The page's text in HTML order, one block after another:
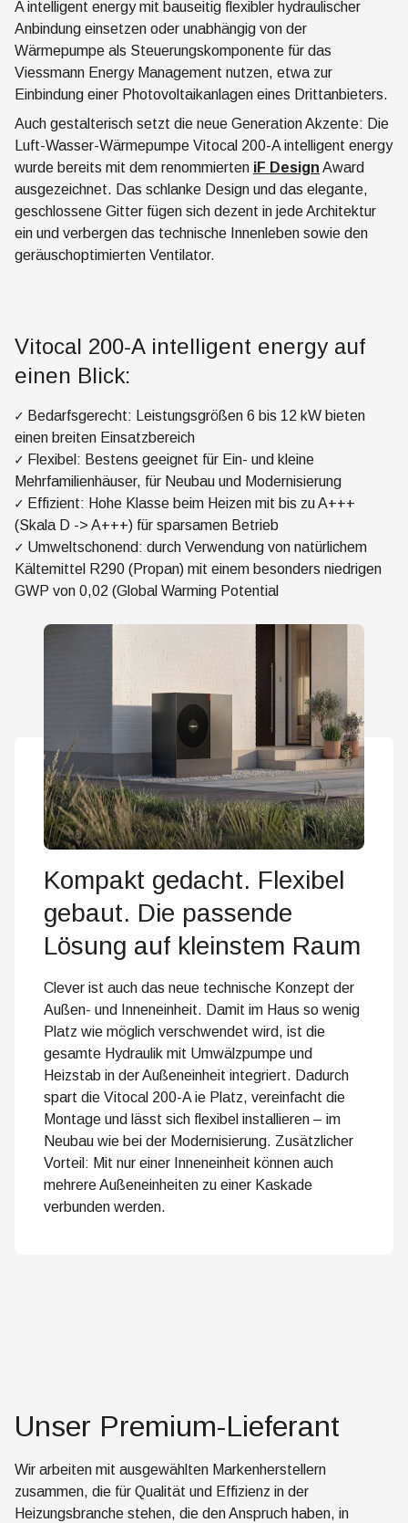
A intelligent energy mit bauseitig flexibler hydraulischer
Anbindung einsetzen oder unabhängig von der
Wärmepumpe als Steuerungskomponente für das
Viessmann Energy Management nutzen, etwa zur
Einbindung einer Photovoltaikanlagen eines Drittanbieters.
Auch gestalterisch setzt die neue Generation Akzente: Die
Luft-Wasser-Wärmepumpe Vitocal 200-A intelligent energy
wurde bereits mit dem renommierten iF Design Award
ausgezeichnet. Das schlanke Design und das elegante,
geschlossene Gitter fügen sich dezent in jede Architektur
ein und verbergen das technische Innenleben sowie den
geräuschoptimierten Ventilator.
Vitocal 200-A intelligent energy auf
einen Blick:
✓ Bedarfsgerecht: Leistungsgrößen 6 bis 12 kW bieten
einen breiten Einsatzbereich
✓ Flexibel: Bestens geeignet für Ein- und kleine
Mehrfamilienhäuser, für Neubau und Modernisierung
✓ Effizient: Hohe Klasse beim Heizen mit bis zu A+++
(Skala D -> A+++) für sparsamen Betrieb
✓ Umweltschonend: durch Verwendung von natürlichem
Kältemittel R290 (Propan) mit einem besonders niedrigen
GWP von 0,02 (Global Warming Potential
Kompakt gedacht. Flexibel
gebaut. Die passende
Lösung auf kleinstem Raum
Clever ist auch das neue technische Konzept der
Außen- und Inneneinheit. Damit im Haus so wenig
Platz wie möglich verschwendet wird, ist die
gesamte Hydraulik mit Umwälzpumpe und
Heizstab in der Außeneinheit integriert. Dadurch
spart die Vitocal 200-A ie Platz, vereinfacht die
Montage und lässt sich flexibel installieren – im
Neubau wie bei der Modernisierung. Zusätzlicher
Vorteil: Mit nur einer Inneneinheit können auch
mehrere Außeneinheiten zu einer Kaskade
verbunden werden.
Unser Premium-Lieferant
Wir arbeiten mit ausgewählten Markenherstellern
zusammen, die für Qualität und Effizienz in der
Heizungsbranche stehen, die den Anspruch haben, in